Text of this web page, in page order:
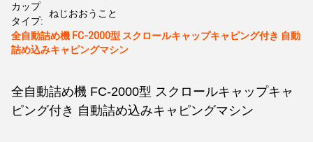
カップ
タイプ:
ねじおおうこと
全自動詰め機 FC-2000型 スクロールキャップキャピング付き 自動
詰め込みキャピングマシン
全自動詰め機 FC-2000型 スクロールキャップキャ
ピング付き 自動詰め込みキャピングマシン